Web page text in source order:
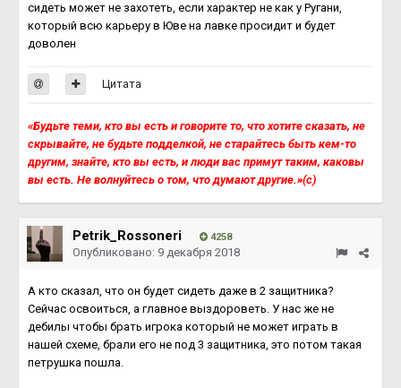
сидеть может не захотеть, если характер не как у Ругани,
который всю карьеру в Юве на лавке просидит и будет
доволен
Цитата
«Будьте теми, кто вы есть и говорите то, что хотите сказать, не
скрывайте, не будьте подделкой, не старайтесь быть кем-то
другим, знайте, кто вы есть, и люди вас примут таким, каковы
вы есть. Не волнуйтесь о том, что думают другие.»(с)
Petrik_Rossoneri 4258
Опубликовано: 9 декабря 2018
А кто сказал, что он будет сидеть даже в 2 защитника?
Сейчас освоиться, а главное выздороветь. У нас же не
дебилы чтобы брать игрока который не может играть в
нашей схеме, брали его не под 3 защитника, это потом такая
петрушка пошла.